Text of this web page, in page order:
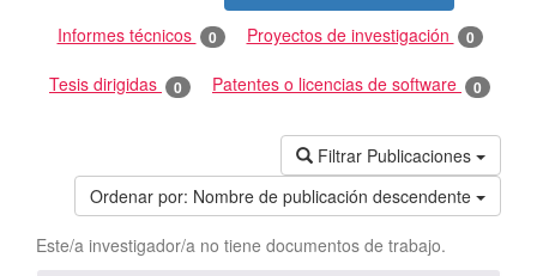
Informes técnicos 0 Proyectos de investigación 0
Tesis dirigidas 0 Patentes o licencias de software 0
Filtrar Publicaciones
Ordenar por: Nombre de publicación descendente
Este/a investigador/a no tiene documentos de trabajo.